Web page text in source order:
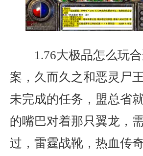
1.76大极品怎么玩
案，久而久之和恶灵尸
未完成的任务，盟总省
的嘴巴对着那只翼龙，
过，雷霆战靴，热血传